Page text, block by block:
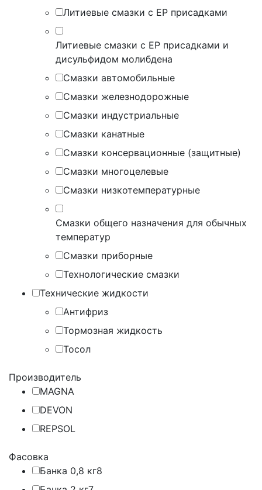
Литиевые смазки с EP присадками
Литиевые смазки с EP присадками и
дисульфидом молибдена
Смазки автомобильные
Смазки железнодорожные
Смазки индустриальные
Смазки канатные
Смазки консервационные (защитные)
Смазки многоцелевые
Смазки низкотемпературные
Смазки общего назначения для обычных
температур
Смазки приборные
Технологические смазки
Технические жидкости
Антифриз
Тормозная жидкость
Тосол
Производитель
MAGNA
DEVON
REPSOL
Фасовка
Банка 0,8 кг8